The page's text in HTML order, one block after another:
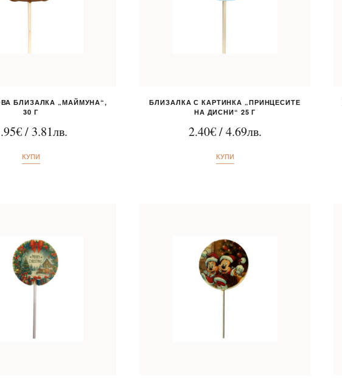
БЛИЗАЛКА „МАЙМУНА“,
30 Г
€/ 3.81лв.
КУПИ
БЛИЗАЛКА С КАРТИНКА „ПРИНЦЕСИТЕ
НА ДИСНИ“ 25 Г
2.40€/4.69лв.
КУПИ